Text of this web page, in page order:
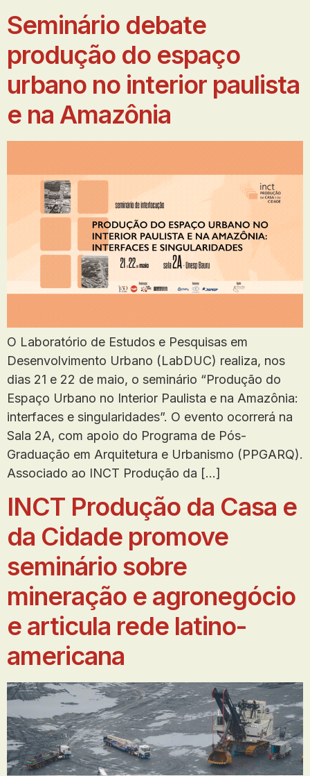
Seminário debate
produção do espaço
urbano no interior paulista
e na Amazônia
O Laboratório de Estudos e Pesquisas em
Desenvolvimento Urbano (LabDUC) realiza, nos
dias 21 e 22 de maio, o seminário “Produção do
Espaço Urbano no Interior Paulista e na Amazônia:
interfaces e singularidades”. O evento ocorrerá na
Sala 2A, com apoio do Programa de Pós-
Graduação em Arquitetura e Urbanismo (PPGARQ).
Associado ao INCT Produção da […]
INCT Produção da Casa e
da Cidade promove
seminário sobre
mineração e agronegócio
e articula rede latino-
americana